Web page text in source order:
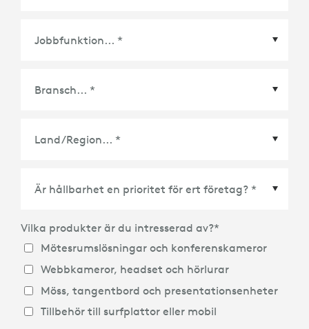
Land/Region
Vilka produkter är du intresserad av?*
Mötesrumslösningar och konferenskameror
Webbkameror, headset och hörlurar
Möss, tangentbord och presentationsenheter
Tillbehör till surfplattor eller mobil